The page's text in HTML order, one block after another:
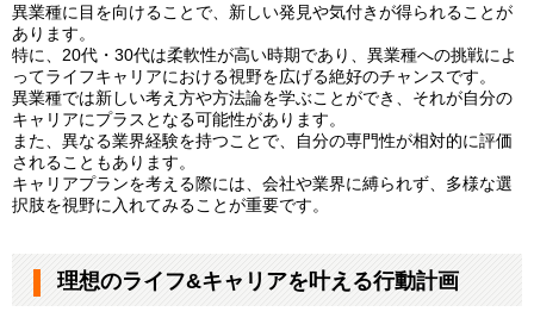
異業種に目を向けることで、新しい発見や気付きが得られることが
あります。
特に、20代・30代は柔軟性が高い時期であり、異業種への挑戦によ
ってライフキャリアにおける視野を広げる絶好のチャンスです。
異業種では新しい考え方や方法論を学ぶことができ、それが自分の
キャリアにプラスとなる可能性があります。
また、異なる業界経験を持つことで、自分の専門性が相対的に評価
されることもあります。
キャリアプランを考える際には、会社や業界に縛られず、多様な選
択肢を視野に入れてみることが重要です。
理想のライフ&キャリアを叶える行動計画